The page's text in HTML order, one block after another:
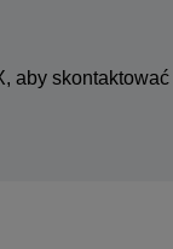
aby